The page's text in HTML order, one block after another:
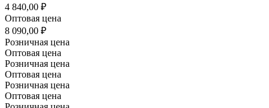
4 840,00 ₽
Оптовая цена
8 090,00 ₽
Розничная цена
Оптовая цена
Розничная цена
Оптовая цена
Розничная цена
Оптовая цена